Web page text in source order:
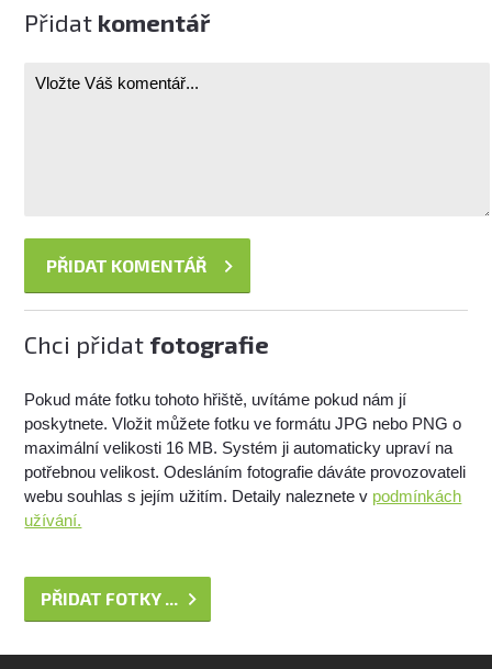
Přidat komentář
Chci přidat fotografie
Pokud máte fotku tohoto hřiště, uvítáme pokud nám jí
poskytnete. Vložit můžete fotku ve formátu JPG nebo PNG o
maximální velikosti 16 MB. Systém ji automaticky upraví na
potřebnou velikost. Odesláním fotografie dáváte provozovateli
webu souhlas s jejím užitím. Detaily naleznete v podmínkách
užívání.
PŘIDAT FOTKY ...